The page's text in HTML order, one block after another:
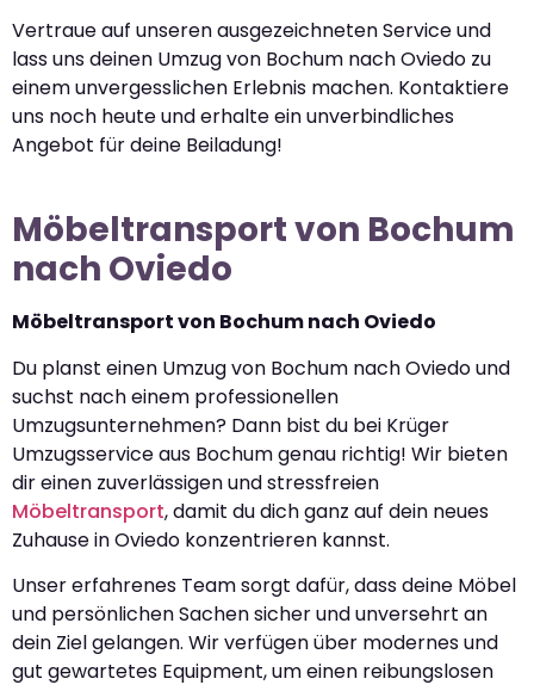
Vertraue auf unseren ausgezeichneten Service und
lass uns deinen Umzug von Bochum nach Oviedo zu
einem unvergesslichen Erlebnis machen. Kontaktiere
uns noch heute und erhalte ein unverbindliches
Angebot für deine Beiladung!
Möbeltransport von Bochum
nach Oviedo
Möbeltransport von Bochum nach Oviedo
Du planst einen Umzug von Bochum nach Oviedo und
suchst nach einem professionellen
Umzugsunternehmen? Dann bist du bei Krüger
Umzugsservice aus Bochum genau richtig! Wir bieten
dir einen zuverlässigen und stressfreien
Möbeltransport, damit du dich ganz auf dein neues
Zuhause in Oviedo konzentrieren kannst.
Unser erfahrenes Team sorgt dafür, dass deine Möbel
und persönlichen Sachen sicher und unversehrt an
dein Ziel gelangen. Wir verfügen über modernes und
gut gewartetes Equipment, um einen reibungslosen